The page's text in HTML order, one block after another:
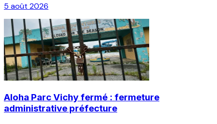
5 août 2026
Aloha Parc Vichy fermé : fermeture
administrative préfecture